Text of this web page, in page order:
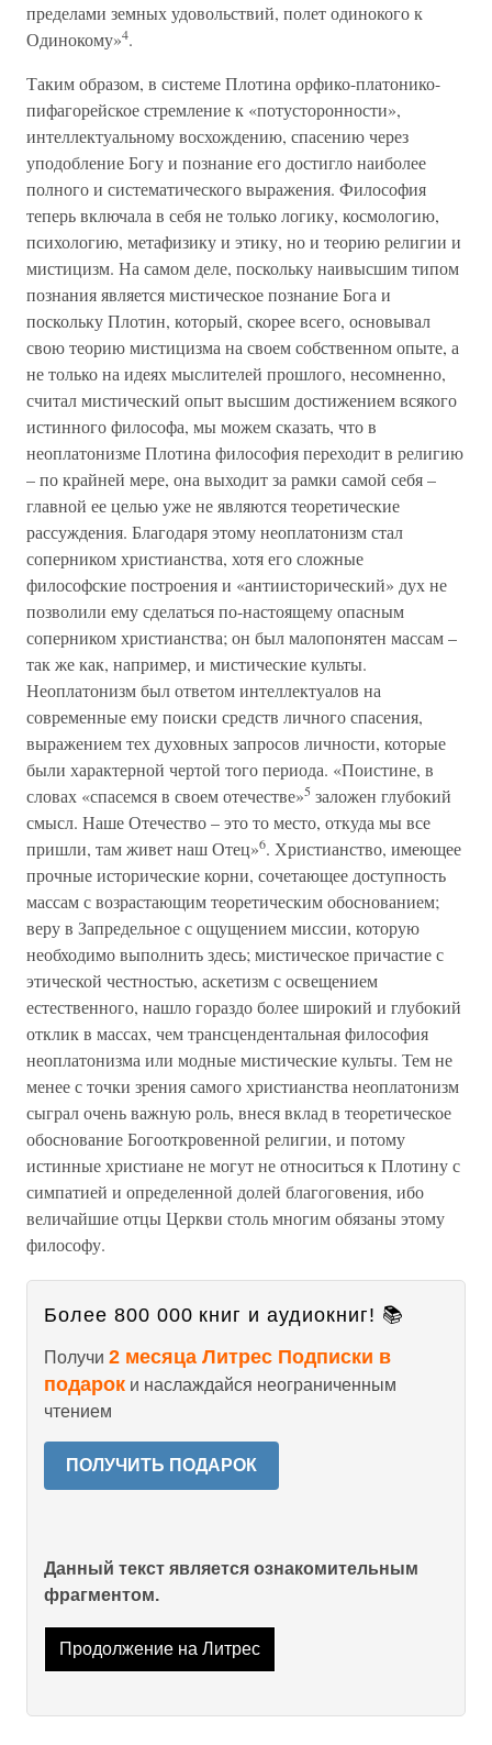
пределами земных удовольствий, полет одинокого к
Одинокому»4.
Таким образом, в системе Плотина орфико-платонико-
пифагорейское стремление к «потусторонности»,
интеллектуальному восхождению, спасению через
уподобление Богу и познание его достигло наиболее
полного и систематического выражения. Философия
теперь включала в себя не только логику, космологию,
психологию, метафизику и этику, но и теорию религии и
мистицизм. На самом деле, поскольку наивысшим типом
познания является мистическое познание Бога и
поскольку Плотин, который, скорее всего, основывал
свою теорию мистицизма на своем собственном опыте, а
не только на идеях мыслителей прошлого, несомненно,
считал мистический опыт высшим достижением всякого
истинного философа, мы можем сказать, что в
неоплатонизме Плотина философия переходит в религию
– по крайней мере, она выходит за рамки самой себя –
главной ее целью уже не являются теоретические
рассуждения. Благодаря этому неоплатонизм стал
соперником христианства, хотя его сложные
философские построения и «антиисторический» дух не
позволили ему сделаться по-настоящему опасным
соперником христианства; он был малопонятен массам –
так же как, например, и мистические культы.
Неоплатонизм был ответом интеллектуалов на
современные ему поиски средств личного спасения,
выражением тех духовных запросов личности, которые
были характерной чертой того периода. «Поистине, в
словах «спасемся в своем отечестве»5 заложен глубокий
смысл. Наше Отечество – это то место, откуда мы все
пришли, там живет наш Отец»6. Христианство, имеющее
прочные исторические корни, сочетающее доступность
массам с возрастающим теоретическим обоснованием;
веру в Запредельное с ощущением миссии, которую
необходимо выполнить здесь; мистическое причастие с
этической честностью, аскетизм с освещением
естественного, нашло гораздо более широкий и глубокий
отклик в массах, чем трансцендентальная философия
неоплатонизма или модные мистические культы. Тем не
менее с точки зрения самого христианства неоплатонизм
сыграл очень важную роль, внеся вклад в теоретическое
обоснование Богооткровенной религии, и потому
истинные христиане не могут не относиться к Плотину с
симпатией и определенной долей благоговения, ибо
величайшие отцы Церкви столь многим обязаны этому
философу.
Более 800 000 книг и аудиокниг! 📚
Получи 2 месяца Литрес Подписки в
подарок и наслаждайся неограниченным
чтением
ПОЛУЧИТЬ ПОДАРОК
Данный текст является ознакомительным
фрагментом.
Продолжение на Литрес